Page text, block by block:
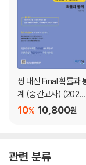
1. 접선의 방정식
2. 평균값 정리
연습문제 (step A, B,
06 증가·감소와 극대·
1. 함수의 증가와 감소
2. 함수의 극대와 극소
짱 내신 Final 확률과
계 (중간고사) (2026
년)
10,800원
10%
관련 분류